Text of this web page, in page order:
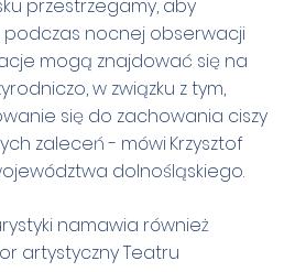
przestrzegamy, aby
nocnej obserwacji
mogą znajdować się na
w związku z tym,
się do zachowania ciszy
zaleceń - mówi Krzysztof
dolnośląskiego.
namawia również
artystyczny Teatru